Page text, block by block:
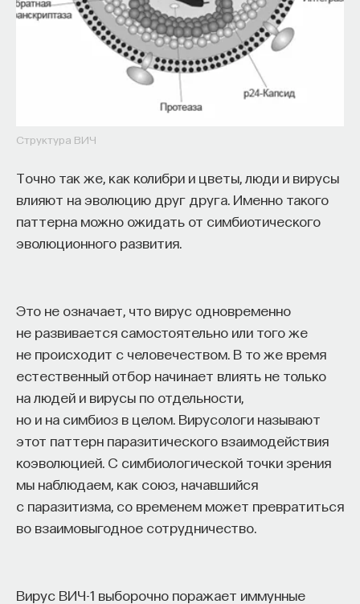
Структура ВИЧ
Точно так же, как колибри и цветы, люди и вирусы
влияют на эволюцию друг друга. Именно такого
паттерна можно ожидать от симбиотического
эволюционного развития.
Это не означает, что вирус одновременно
не развивается самостоятельно или того же
не происходит с человечеством. В то же время
естественный отбор начинает влиять не только
на людей и вирусы по отдельности,
но и на симбиоз в целом. Вирусологи называют
этот паттерн паразитического взаимодействия
коэволюцией. С симбиологической точки зрения
мы наблюдаем, как союз, начавшийся
с паразитизма, со временем может превратиться
во взаимовыгодное сотрудничество.
Вирус ВИЧ-1 выборочно поражает иммунные